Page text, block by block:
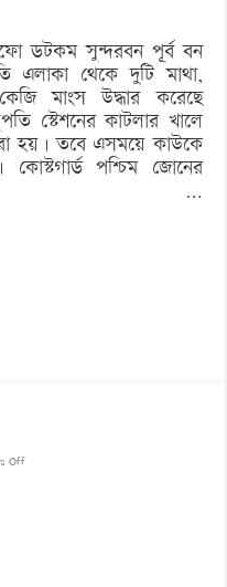
মাংস
উদ্ধার
ডটকম সুন্দরবন পূর্ব বন
এলাকা থেকে দুটি মাথা,
মাংস উদ্ধার করেছে
স্টেশনের কাটলার খালে
হয়। তবে এসময়ে কাউকে
পশ্চিম জোনের
…
Offon